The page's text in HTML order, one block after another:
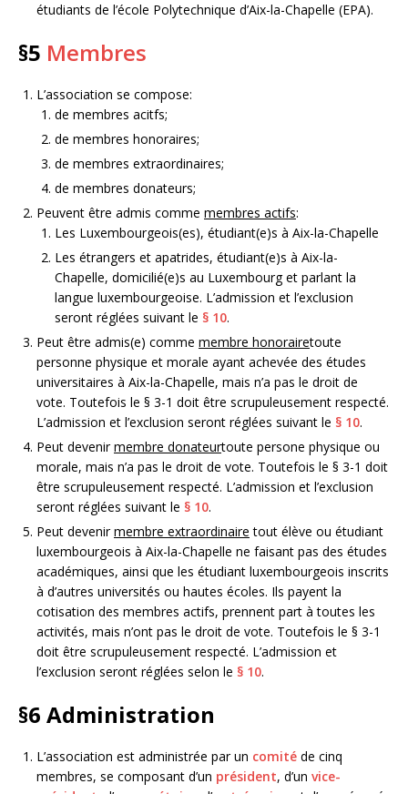
étudiants de l’école Polytechnique d’Aix-la-Chapelle (EPA).
§5 Membres
L’association se compose:
de membres acitfs;
de membres honoraires;
de membres extraordinaires;
de membres donateurs;
Peuvent être admis comme membres actifs:
Les Luxembourgeois(es), étudiant(e)s à Aix-la-Chapelle
Les étrangers et apatrides, étudiant(e)s à Aix-la-
Chapelle, domicilié(e)s au Luxembourg et parlant la
langue luxembourgeoise. L’admission et l’exclusion
seront réglées suivant le § 10.
Peut être admis(e) comme membre honorairetoute
personne physique et morale ayant achevée des études
universitaires à Aix-la-Chapelle, mais n’a pas le droit de
vote. Toutefois le § 3-1 doit être scrupuleusement respecté.
L’admission et l’exclusion seront réglées suivant le § 10.
Peut devenirmembre donateurtoute persone physique ou
morale, mais n’a pas le droit de vote. Toutefois le § 3-1 doit
être scrupuleusement respecté. L’admission et l’exclusion
seront réglées suivant le § 10.
Peut devenirmembre extraordinaire tout élève ou étudiant
luxembourgeois à Aix-la-Chapelle ne faisant pas des études
académiques, ainsi que les étudiant luxembourgeois inscrits
à d’autres universités ou hautes écoles. Ils payent la
cotisation des membres actifs, prennent part à toutes les
activités, mais n’ont pas le droit de vote. Toutefois le § 3-1
doit être scrupuleusement respecté. L’admission et
l’exclusion seront réglées selon le § 10.
§6 Administration
L’association est administrée par un comité de cinq
membres, se composant d’un président, d’un vice-